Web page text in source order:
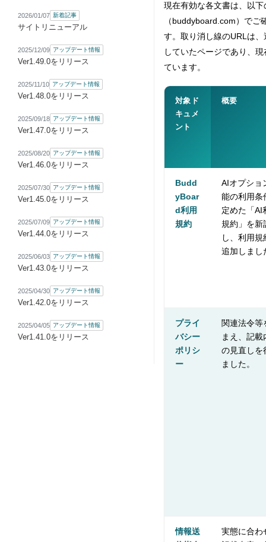
2026/01/07 新着記事
サイトリニューアル
2025/12/09 アップデート情報
Ver1.49.0をリリース
2025/11/10 アップデート情報
Ver1.48.0をリリース
2025/09/18 アップデート情報
Ver1.47.0をリリース
2025/08/20 アップデート情報
Ver1.46.0をリリース
2025/07/30 アップデート情報
Ver1.45.0をリリース
2025/07/09 アップデート情報
Ver1.44.0をリリース
2025/06/03 アップデート情報
Ver1.43.0をリリース
2025/04/30 アップデート情報
Ver1.42.0をリリース
2025/04/05 アップデート情報
Ver1.41.0をリリース
現在有効な各文書は、以
（buddyboard.com）でご
す。取り消し線のURLは
していたページであり、
ています。
対象ド
キュメ
ント
概要
Budd
yBoar
d利用
規約
AIオプショ
能の利用条
定めた「AI
規約」を新
し、利用規
追加しまし
プライ
バシー
ポリシ
ー
関連法令等
まえ、記載
の見直しを
ました。
情報送
実態に合わ